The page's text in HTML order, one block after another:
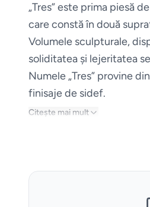
„Tres” este prima piesă
care constă în două
Volumele sculpturale,
soliditatea și lejeritatea
Numele „Tres” provine
finisaje de sidef.
Citește mai mult